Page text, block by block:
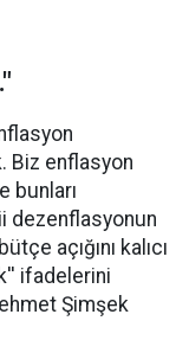
Biz enflasyon
bunları
dezenflasyonun
açığını kalıcı
ifadelerini
Şimşek